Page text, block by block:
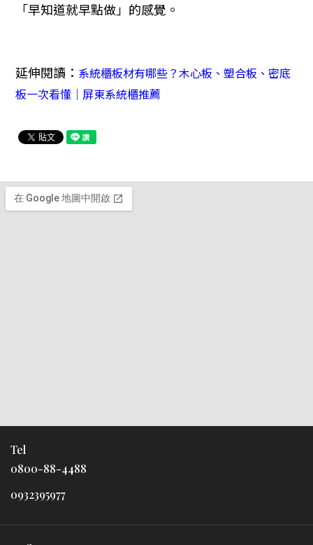
「早知道就早點做」的感覺。
延伸閱讀： 系統櫃板材有哪些？木心板、塑合板、密底
板一次看懂｜屏東系統櫃推薦
Tel
0800-88-4488
0932395977